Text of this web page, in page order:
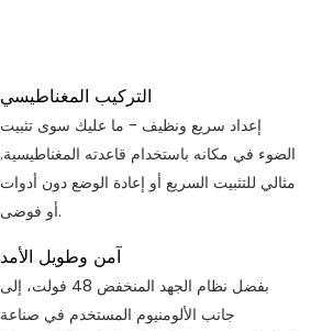
التركيب المغناطيسي
إعداد سريع ونظيف - ما عليك سوى تثبيت
الضوء في مكانه باستخدام قاعدته المغناطيسية.
مثالي للتثبيت السريع أو إعادة الوضع دون أدوات
أو فوضى.
آمن وطويل الأمد
بفضل نظام الجهد المنخفض 48 فولت، إلى
جانب الألومنيوم المستخدم في صناعة